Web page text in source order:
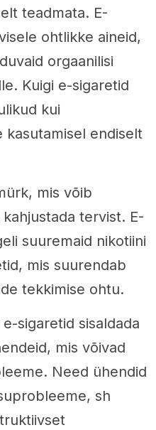
teadmata. E-
ohtlikke aineid,
orgaanilisi
Kuigi e-sigaretid
kui
kasutamisel endiselt
mis võib
tervist. E-
suuremaid nikotiini
mis suurendab
tekkimise ohtu.
sigaretid sisaldada
mis võivad
Need ühendid
sh